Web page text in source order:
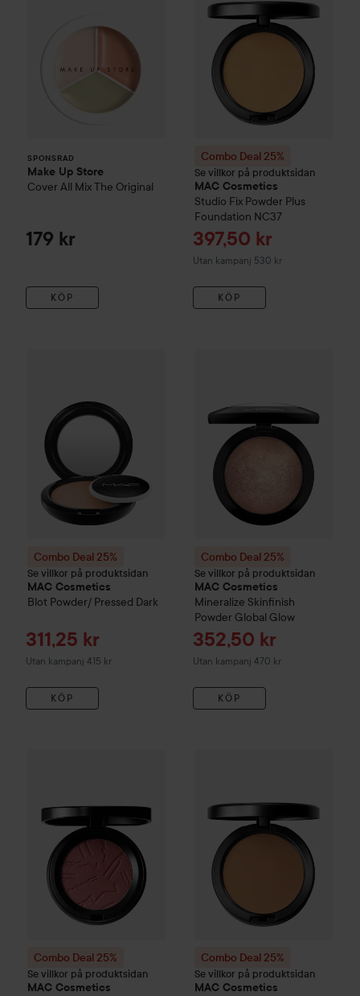
SPONSRAD
Make Up Store
Cover All MixThe Original
179 kr
KÖP
Combo Deal 25%
Se villkor på produktsidan
MAC Cosmetics
Studio Fix Powder Plus
Foundation NC37
Reapris
397,50 kr
Utan kampanj 530 kr
KÖP
Combo Deal 25%
Se villkor på produktsidan
MAC Cosmetics
Blot Powder/ Pressed Dark
Reapris
311,25 kr
Utan kampanj 415 kr
KÖP
Combo Deal 25%
Se villkor på produktsidan
MAC Cosmetics
Mineralize Skinfinish
Powder Global Glow
Reapris
352,50 kr
Utan kampanj 470 kr
KÖP
Combo Deal 25%
Se villkor på produktsidan
MAC Cosmetics
Combo Deal 25%
Se villkor på produktsidan
MAC Cosmetics